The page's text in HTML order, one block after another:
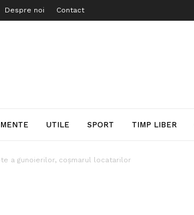
Despre noi Contact
UTILE SPORT TIMP LIBER
a gunoierilor, coșmarul locatarilor